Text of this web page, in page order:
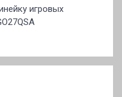
игровых